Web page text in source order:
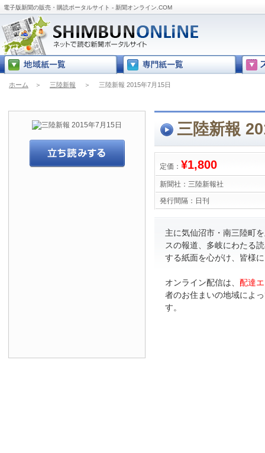
電子版新聞の販売・購読ポータルサイト - 新聞オンライン.COM
ホーム ＞ 三陸新報 ＞ 三陸新報 2015年7月15日
三陸新報
定価： ¥1,800
新聞社： 三陸新報社
発行間隔： 日刊
主に気仙沼市・南三陸町
スの報道、多岐にわたる
する紙面を心がけ、皆様
オンライン配信は、 配達
者のお住まいの地域によ
す。